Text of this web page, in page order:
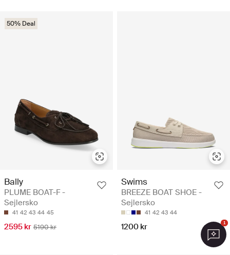
50% Deal
Bally
PLUME BOAT-F -
Sejlersko
41 42 43 44 45
2595 kr 5190 kr
Swims
BREEZE BOAT SHOE -
Sejlersko
41 42 43 44
1200 kr 1